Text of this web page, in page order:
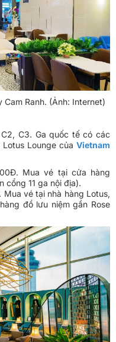
Ranh. (Ảnh: Internet)
C3. Ga quốc tế có các
Lounge của Vietnam
Mua vé tại cửa hàng
cổng 11 ga nội địa).
vé tại nhà hàng Lotus,
đồ lưu niệm gần Rose